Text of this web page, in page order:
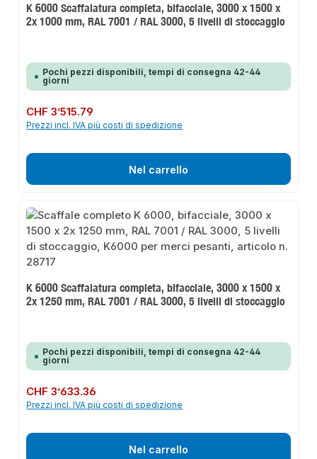
K 6000 Scaffalatura completa, bifacciale, 3000 x 1500 x
2x 1000 mm, RAL 7001 / RAL 3000, 5 livelli di stoccaggio
Pochi pezzi disponibili, tempi di consegna 42-44
giorni
Prezzo normale:
CHF 3’515.79
Prezzi incl. IVA più costi di spedizione
Nel carrello
K 6000 Scaffalatura completa, bifacciale, 3000 x 1500 x
2x 1250 mm, RAL 7001 / RAL 3000, 5 livelli di stoccaggio
Pochi pezzi disponibili, tempi di consegna 42-44
giorni
Prezzo normale:
CHF 3’633.36
Prezzi incl. IVA più costi di spedizione
Nel carrello